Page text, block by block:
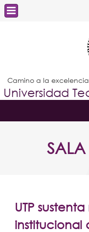
Camino a la
Universidad
SALA
UTP
institucional